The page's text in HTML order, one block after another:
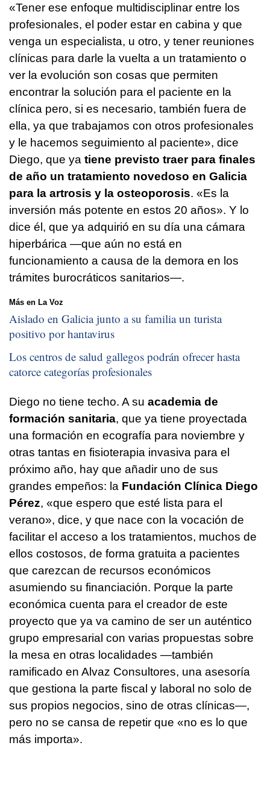
«Tener ese enfoque multidisciplinar entre los
profesionales, el poder estar en cabina y que
venga un especialista, u otro, y tener reuniones
clínicas para darle la vuelta a un tratamiento o
ver la evolución son cosas que permiten
encontrar la solución para el paciente en la
clínica pero, si es necesario, también fuera de
ella, ya que trabajamos con otros profesionales
y le hacemos seguimiento al paciente», dice
Diego, que ya tiene previsto traer para finales
de año un tratamiento novedoso en Galicia
para la artrosis y la osteoporosis. «Es la
inversión más potente en estos 20 años». Y lo
dice él, que ya adquirió en su día una cámara
hiperbárica —que aún no está en
funcionamiento a causa de la demora en los
trámites burocráticos sanitarios—.
Más en La Voz
Aislado en Galicia junto a su familia un turista
positivo por hantavirus
Los centros de salud gallegos podrán ofrecer hasta
catorce categorías profesionales
Diego no tiene techo. A su academia de
formación sanitaria, que ya tiene proyectada
una formación en ecografía para noviembre y
otras tantas en fisioterapia invasiva para el
próximo año, hay que añadir uno de sus
grandes empeños: la Fundación Clínica Diego
Pérez, «que espero que esté lista para el
verano», dice, y que nace con la vocación de
facilitar el acceso a los tratamientos, muchos de
ellos costosos, de forma gratuita a pacientes
que carezcan de recursos económicos
asumiendo su financiación. Porque la parte
económica cuenta para el creador de este
proyecto que ya va camino de ser un auténtico
grupo empresarial con varias propuestas sobre
la mesa en otras localidades —también
ramificado en Alvaz Consultores, una asesoría
que gestiona la parte fiscal y laboral no solo de
sus propios negocios, sino de otras clínicas—,
pero no se cansa de repetir que «no es lo que
más importa».